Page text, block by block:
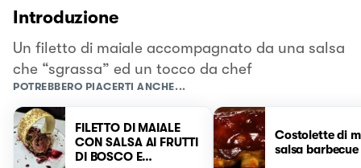
Introduzione
Un filetto di maiale accompagnato da una salsa
che “sgrassa” ed un tocco da chef
POTREBBERO PIACERTI ANCHE...
FILETTO DI MAIALE
CON SALSA AI FRUTTI
DI BOSCO E
Costolette di
salsa barbecue